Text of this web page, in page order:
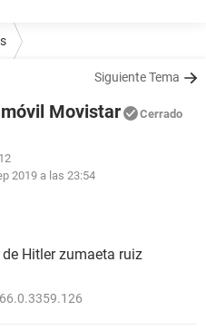
Siguiente Tema
Movistar Cerrado
2019 a las 23:54
Hitler zumaeta ruiz